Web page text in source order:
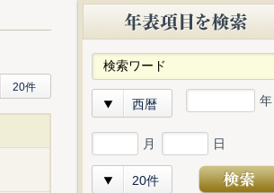
20件
西暦 年
月 日
20件